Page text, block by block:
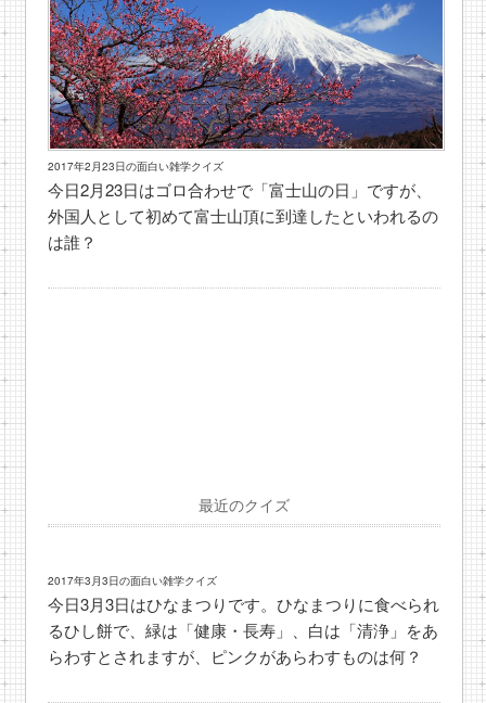
2017年2月23日の面白い雑学クイズ
今日2月23日はゴロ合わせで「富士山の日」ですが、
外国人として初めて富士山頂に到達したといわれるの
は誰？
最近のクイズ
2017年3月3日の面白い雑学クイズ
今日3月3日はひなまつりです。ひなまつりに食べられ
るひし餅で、緑は「健康・長寿」、白は「清浄」をあ
らわすとされますが、ピンクがあらわすものは何？